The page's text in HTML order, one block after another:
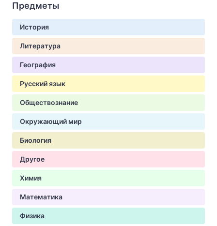
Предметы
История
Литература
География
Русский язык
Обществознание
Окружающий мир
Биология
Другое
Химия
Математика
Физика